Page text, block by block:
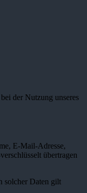
der Nutzung unseres
E-Mail-Adresse,
übertragen
solcher Daten gilt